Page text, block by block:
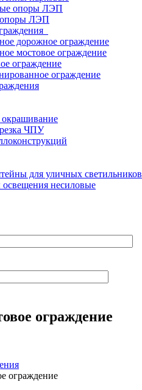
опоры ЛЭП
опоры ЛЭП
дорожное ограждение
мостовое ограждение
ограждение
ограждение
ЧПУ
для уличных светильников
несиловые
ограждение
ограждение